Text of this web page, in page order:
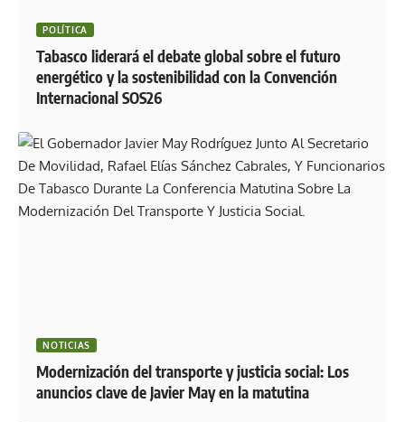
POLÍTICA
Tabasco liderará el debate global sobre el futuro
energético y la sostenibilidad con la Convención
Internacional SOS26
NOTICIAS
Modernización del transporte y justicia social: Los
anuncios clave de Javier May en la matutina